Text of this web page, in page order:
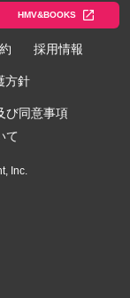
HMV&BOOKS
採用情報
方針
び同意事項
て
Inc.